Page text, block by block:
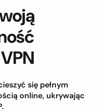
się pełnym
online, ukrywając